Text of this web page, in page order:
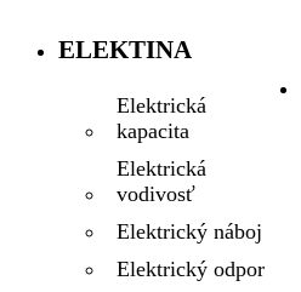
ELEKTINA
Elektrická
kapacita
Elektrická
vodivosť
Elektrický náboj
Elektrický odpor